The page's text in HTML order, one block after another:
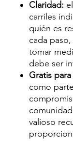
Claridad:
carriles
quién es
cada
tomar
debe ser
Gratis
como
valioso